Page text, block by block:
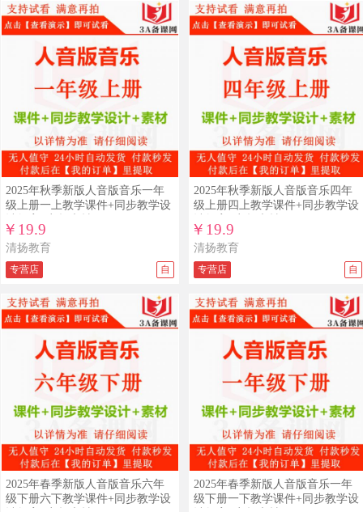
查看详情 查看演示
2025年秋季新版人音版音乐一年
级上册一上教学课件+同步教学设
￥19.9
清扬教育
专营店 自
查看详情 查看演示
2025年秋季新版人音版音乐四年
级上册四上教学课件+同步教学设
￥19.9
清扬教育
专营店 自
查看详情 查看演示
2025年春季新版人音版音乐六年
级下册六下教学课件+同步教学设
查看详情 查看演示
2025年春季新版人音版音乐一年
级下册一下教学课件+同步教学设